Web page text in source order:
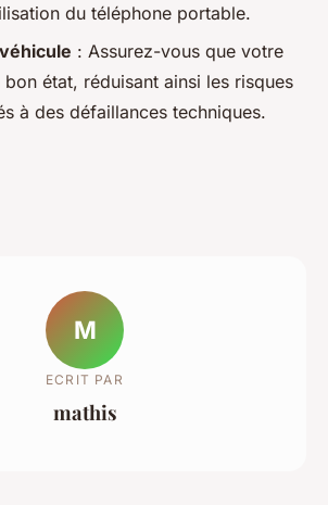
du téléphone portable.
: Assurez-vous que votre
état, réduisant ainsi les risques
à des défaillances techniques.
M
ECRIT PAR
mathis